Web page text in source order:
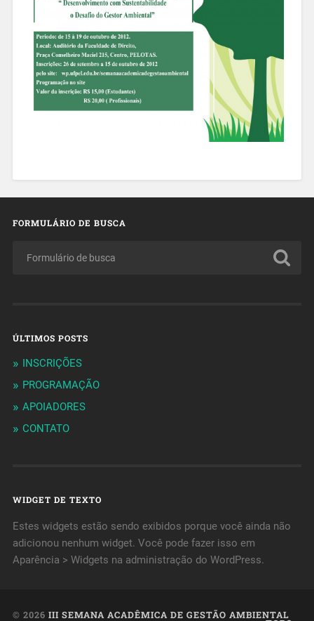
FORMULÁRIO DE BUSCA
ÚLTIMOS POSTS
INSCRIÇÕES
PROGRAMAÇÃO
APOIADORES
CONTATO
WIDGET DE TEXTO
Estes widgets estão sendo exibidos porque você ainda não
adicionou nenhum widget. Você pode fazer isso em
Aparência > Widgets na administração do WordPress.
© 2026 III SEMANA ACADÊMICA DE GESTÃO AMBIENTAL